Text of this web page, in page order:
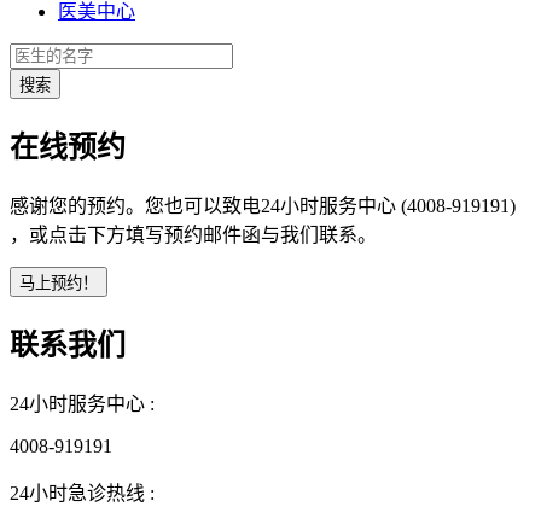
医美中心
在线预约
感谢您的预约。您也可以致电24小时服务中心 (4008-919191)
，或点击下方填写预约邮件函与我们联系。
联系我们
24小时服务中心 :
4008-919191
24小时急诊热线 :